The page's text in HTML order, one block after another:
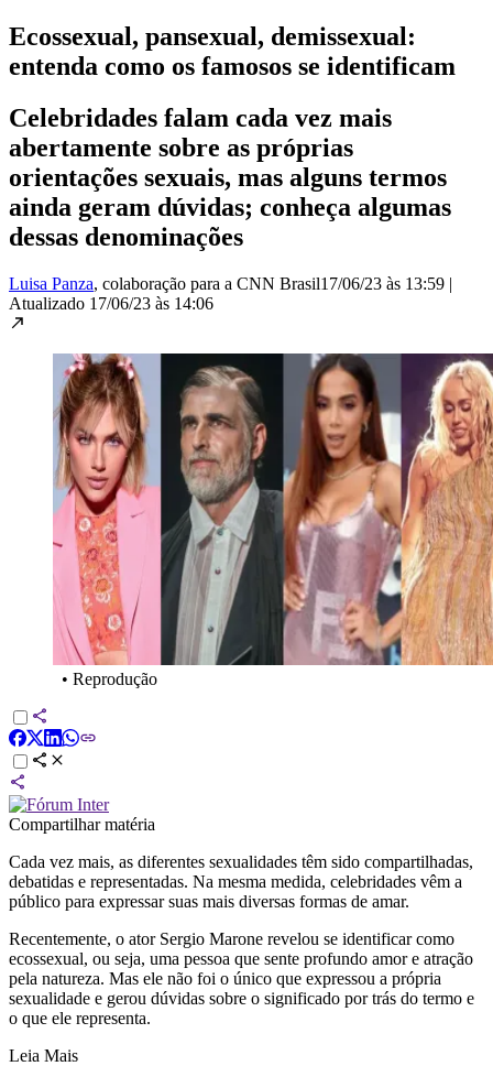
Ecossexual, pansexual, demissexual:
entenda como os famosos se identificam
Celebridades falam cada vez mais
abertamente sobre as próprias
orientações sexuais, mas alguns termos
ainda geram dúvidas; conheça algumas
dessas denominações
Luisa Panza, colaboração para a CNN Brasil17/06/23 às 13:59 |
Atualizado 17/06/23 às 14:06
• Reprodução
Compartilhar matéria
Cada vez mais, as diferentes sexualidades têm sido compartilhadas,
debatidas e representadas. Na mesma medida, celebridades vêm a
público para expressar suas mais diversas formas de amar.
Recentemente, o ator Sergio Marone revelou se identificar como
ecossexual, ou seja, uma pessoa que sente profundo amor e atração
pela natureza. Mas ele não foi o único que expressou a própria
sexualidade e gerou dúvidas sobre o significado por trás do termo e
o que ele representa.
Leia Mais